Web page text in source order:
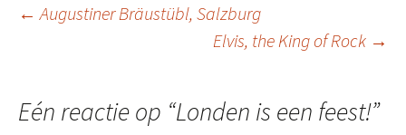
Berichtnavigatie
← Augustiner Bräustübl, Salzburg
Elvis, the King of Rock →
Eén reactie op “Londen is een feest!”